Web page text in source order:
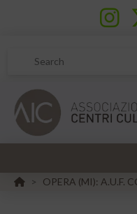
Search
HOME
> OPERA (MI): A.U.F.